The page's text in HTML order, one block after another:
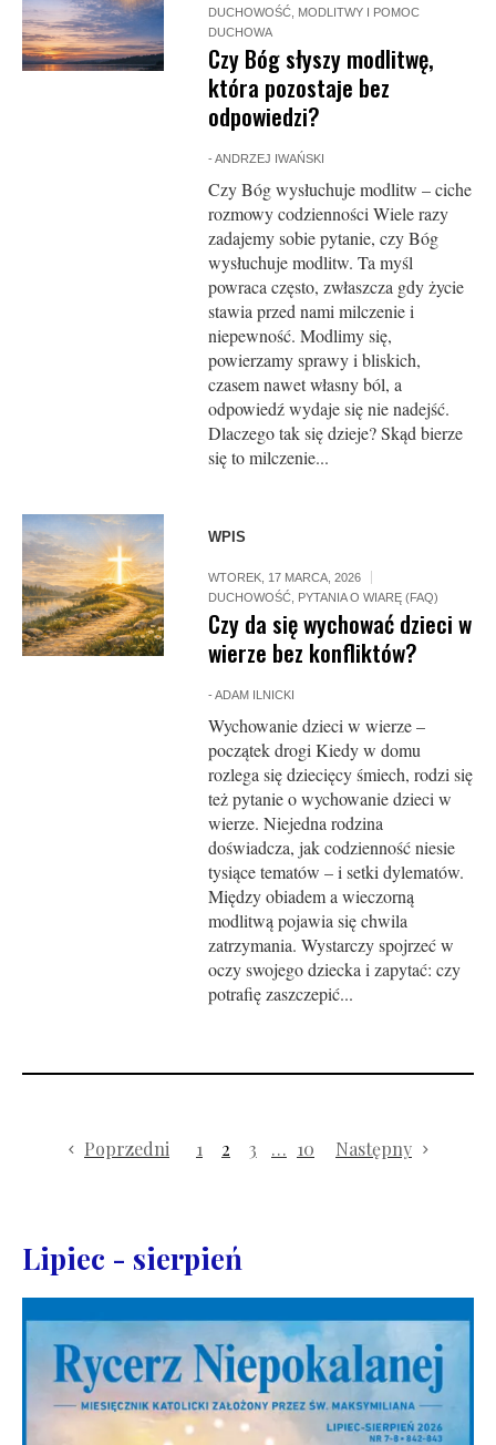
DUCHOWOŚĆ MODLITWY I POMOC
DUCHOWA
Czy Bóg słyszy modlitwę,
która pozostaje bez
odpowiedzi?
-ANDRZEJ IWAŃSKI
Czy Bóg wysłuchuje modlitw – ciche
rozmowy codzienności Wiele razy
zadajemy sobie pytanie, czy Bóg
wysłuchuje modlitw. Ta myśl
powraca często, zwłaszcza gdy życie
stawia przed nami milczenie i
niepewność. Modlimy się,
powierzamy sprawy i bliskich,
czasem nawet własny ból, a
odpowiedź wydaje się nie nadejść.
Dlaczego tak się dzieje? Skąd bierze
się to milczenie...
WPIS
WTOREK, 17 MARCA, 2026
DUCHOWOŚĆ PYTANIA O WIARĘ (FAQ)
Czy da się wychować dzieci w
wierze bez konfliktów?
-ADAM ILNICKI
Wychowanie dzieci w wierze –
początek drogi Kiedy w domu
rozlega się dziecięcy śmiech, rodzi się
też pytanie o wychowanie dzieci w
wierze. Niejedna rodzina
doświadcza, jak codzienność niesie
tysiące tematów – i setki dylematów.
Między obiadem a wieczorną
modlitwą pojawia się chwila
zatrzymania. Wystarczy spojrzeć w
oczy swojego dziecka i zapytać: czy
potrafię zaszczepić...
Poprzedni 1 2 3 … 10 Następny
Lipiec - sierpień